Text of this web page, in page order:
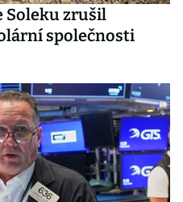
Soleku zrušil
společnosti